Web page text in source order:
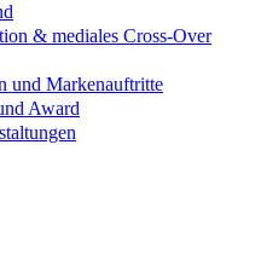
& mediales Cross-Over
und Markenauftritte
Award